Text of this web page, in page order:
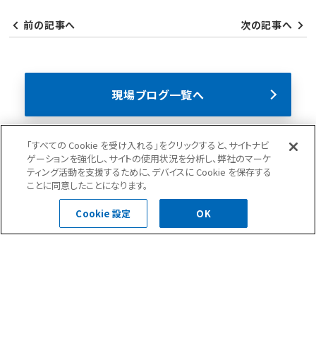
前の記事へ 次の記事へ
現場ブログ一覧へ
ニュース(35) 現場ブログ(284)
「すべての Cookie を受け入れる」をクリックすると、サイトナビ
ゲーションを強化し、サイトの使用状況を分析し、弊社のマーケ
ティング活動を支援するために、デバイスに Cookie を保存する
ことに同意したことになります。
Cookie 設定 OK